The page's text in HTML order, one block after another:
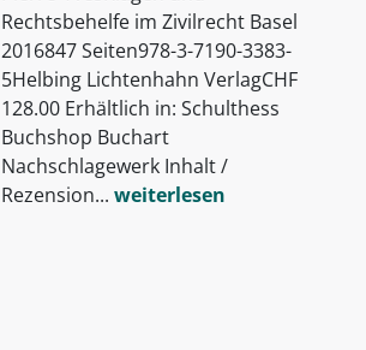
Rechtsbehelfe im Zivilrecht Basel
2016847 Seiten978-3-7190-3383-
5Helbing Lichtenhahn VerlagCHF
128.00 Erhältlich in: Schulthess
Buchshop Buchart
Nachschlagewerk Inhalt /
Rezension... weiterlesen